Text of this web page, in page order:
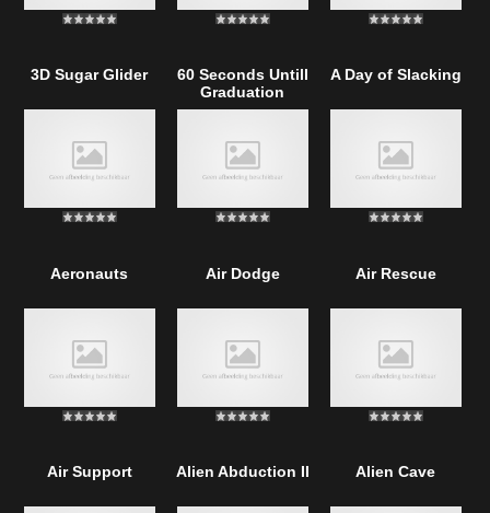
3D Sugar Glider
60 Seconds Untill
Graduation
A Day of Slacking
Aeronauts Air Dodge Air Rescue
Air Support Alien Abduction II Alien Cave